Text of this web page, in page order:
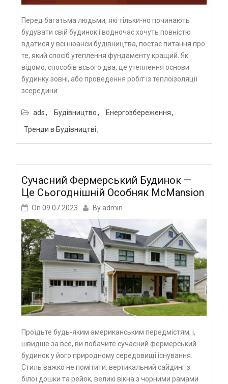
Перед багатьма людьми, які тільки-но починають
будувати свій будинок і водночас хочуть повністю
вдатися у всі нюанси будівництва, постає питання про
те, який спосіб утеплення фундаменту кращий. Як
відомо, способів всього два, це утеплення основи
будинку зовні, або проведення робіт із теплоізоляції
зсередини.
ads Будівництво Енергозбереження
Тренди в Будівництві
Сучасний Фермерський Будинок —
Це Сьогоднішній Особняк McMansion
On 09.07.2023 By admin
Проїдьте будь-яким американським передмістям, і,
швидше за все, ви побачите сучасний фермерський
будинок у його природному середовищі існування.
Стиль важко не помітити: вертикальний сайдинг з
білої дошки та рейок, великі вікна з чорними рамами